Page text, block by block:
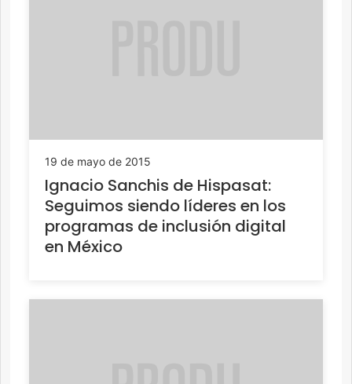
19 de mayo de 2015
Ignacio Sanchis de Hispasat:
Seguimos siendo líderes en los
programas de inclusión digital
en México